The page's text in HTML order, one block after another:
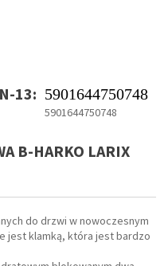
13: 5901644750748
5901644750748
B-HARKO LARIX
do drzwi w nowoczesnym
jest klamką, która jest bardzo